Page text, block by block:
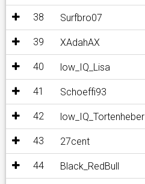
38 Surfbro07
39 XAdahAX
40 low_IQ_Lisa
41 Schoeffi93
42 low_IQ_Tortenheber
43 27cent
44 Black_RedBull